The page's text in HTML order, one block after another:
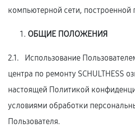
компьютерной сети, построенной
ОБЩИЕ ПОЛОЖЕНИЯ
2.1. Использование
центра по ремонту SCHULTHESS
настоящей Политикой
условиями обработки
Пользователя.